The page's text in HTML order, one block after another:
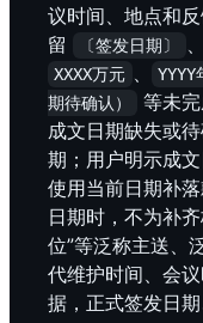
议时间、地点和
留
〔签发日期〕
XXXX万元 YYYY
期待确认）
等未
成文日期缺失或
期；用户明示成
使用当前日期补
日期时，不为补
位”等泛称主送、
代维护时间、会
据，正式签发日